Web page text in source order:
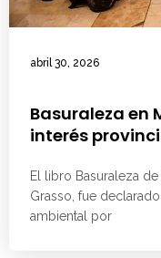
abril 30, 2026
Basuraleza en
interés
El libro Basuraleza
Grasso, fue
ambiental por